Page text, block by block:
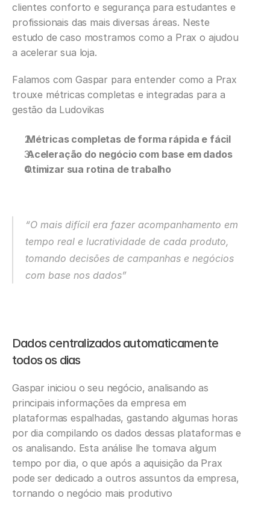
clientes conforto e segurança para estudantes e
profissionais das mais diversas áreas. Neste
estudo de caso mostramos como a Prax o ajudou
a acelerar sua loja.‍
Falamos com Gaspar para entender como a Prax
trouxe métricas completas e integradas para a
gestão da Ludovikas‍
Métricas completas de forma rápida e fácil
Aceleração do negócio com base em dados
Otimizar sua rotina de trabalho
“O mais difícil era fazer acompanhamento em
tempo real e lucratividade de cada produto,
tomando decisões de campanhas e negócios
com base nos dados”
Dados centralizados automaticamente
todos os dias
Gaspar iniciou o seu negócio, analisando as
principais informações da empresa em
plataformas espalhadas, gastando algumas horas
por dia compilando os dados dessas plataformas e
os analisando. Esta análise lhe tomava algum
tempo por dia, o que após a aquisição da Prax
pode ser dedicado a outros assuntos da empresa,
tornando o negócio mais produtivo